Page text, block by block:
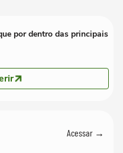
por dentro das principais
Acessar →